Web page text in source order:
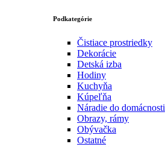
Podkategórie
Čistiace prostriedky
Dekorácie
Detská izba
Hodiny
Kuchyňa
Kúpeľňa
Náradie do domácnosti
Obrazy, rámy
Obývačka
Ostatné